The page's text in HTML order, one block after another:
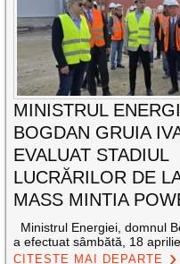
MINISTRUL
BOGDAN GRUIA
EVALUAT STADIUL
LUCRĂRILOR DE
MASS MINTIA
Ministrul Energiei, domnul
a efectuat sâmbătă, 18
CITEȘTE MAI DEPARTE